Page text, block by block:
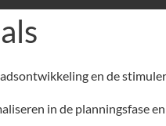
en de
in de planningsfase